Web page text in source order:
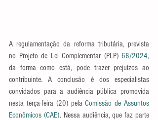
A regulamentação da reforma tributária, prevista
no Projeto de Lei Complementar (PLP) 68/2024,
da forma como está, pode trazer prejuízos ao
contribuinte. A conclusão é dos especialistas
convidados para a audiência pública promovida
nesta terça-feira (20) pela Comissão de Assuntos
Econômicos (CAE). Nessa audiência, que faz parte